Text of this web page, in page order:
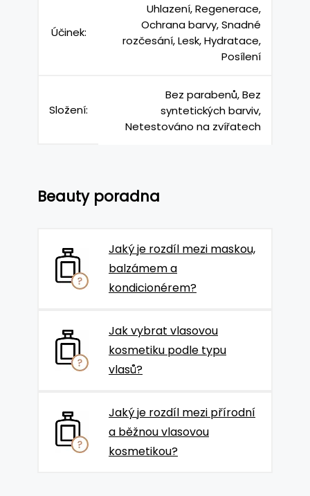
Účinek:
Uhlazení, Regenerace,
Ochrana barvy, Snadné
rozčesání, Lesk, Hydratace,
Posílení
Složení:
Bez parabenů, Bez
syntetických barviv,
Netestováno na zvířatech
Beauty poradna
Jaký je rozdíl mezi maskou,
balzámem a
kondicionérem?
Jak vybrat vlasovou
kosmetiku podle typu
vlasů?
Jaký je rozdíl mezi přírodní
a běžnou vlasovou
kosmetikou?